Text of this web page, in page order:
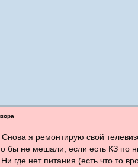
Снова я ремонтирую свой
бы не мешали, если есть КЗ по
где нет питания (есть что то